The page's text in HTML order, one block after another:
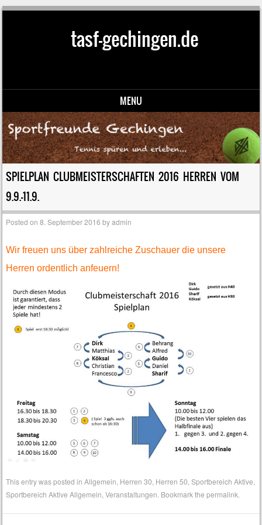
tasf-gechingen.de
MENU
Skip to content
SPIELPLAN CLUBMEISTERSCHAFTEN 2016 HERREN VOM
9.9.-11.9.
Posted on8. September 2016 byadmin
Wir freuen uns über zahlreiche Zuschauer die unsere
Herren ordentlich anfeuern!
This entry was posted inAllgemein Herren 30 Herren 50 ,Sportbereich Aktive
Sportbereich Aktive Allgemein ,Veranstaltungen . Bookmark thepermalink